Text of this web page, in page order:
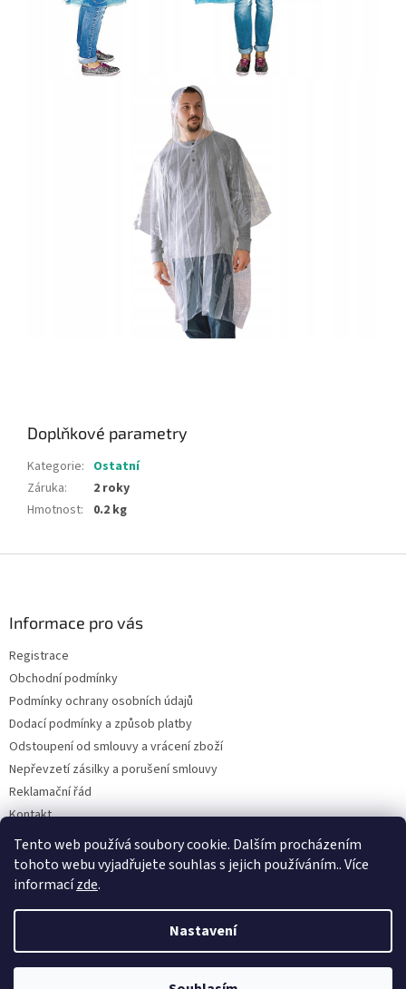
Tento web používá soubory cookie. Dalším procházením
tohoto webu vyjadřujete souhlas s jejich používáním.. Více
informacízde.
Nastavení
Doplňkové parametry
Kategorie: Ostatní
Záruka:
2 roky
Hmotnost: 0.2 kg
Informace pro vás
Registrace
Obchodní podmínky
Podmínky ochrany osobních údajů
Dodací podmínky a způsob platby
Odstoupení od smlouvy a vrácení zboží
Nepřevzetí zásilky a porušení smlouvy
Reklamační řád
Kontakt
Napište nám
Copyright 2026Dobirkov.cz. Všechna práva vyhrazena.Upravit